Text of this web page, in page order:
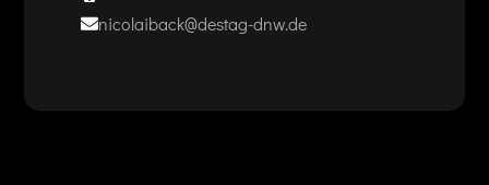
nicolaiback@destag-dnw.de